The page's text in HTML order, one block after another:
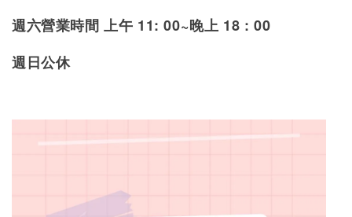
週六營業時間 上午 11: 00~晚上 18 : 00
週日公休